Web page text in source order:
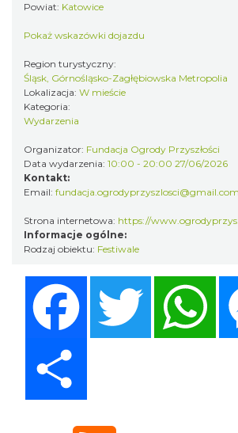
Katowice
5.86 km
Myslovitz - Sentymentalny
Katowice
5.86 km
Powiat: Katowice
Pokaż wskazówki dojazdu
Region turystyczny:
Śląsk, Górnośląsko-Zagłębiowska Metropolia
Lokalizacja: W mieście
Kategoria:
Wydarzenia
Organizator: Fundacja Ogrody Przyszłości
Data wydarzenia: 10:00 - 20:00 27/06/2026
Kontakt:
Email: fundacja.ogrodyprzyszlosci@gmail.com
Strona internetowa: https://
Informacje ogólne:
Rodzaj obiektu: Festiwale
Twitter